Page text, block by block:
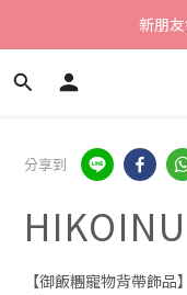
新朋
新朋
分享到
【御飯糰寵物背帶飾